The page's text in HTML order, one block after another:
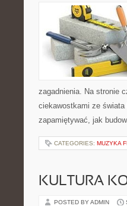
zagadnienia. Na stronie
ciekawostkami ze świata
zapamiętywać, jak
CATEGORIES: MUZYKA
KULTURA
POSTED BY ADMIN